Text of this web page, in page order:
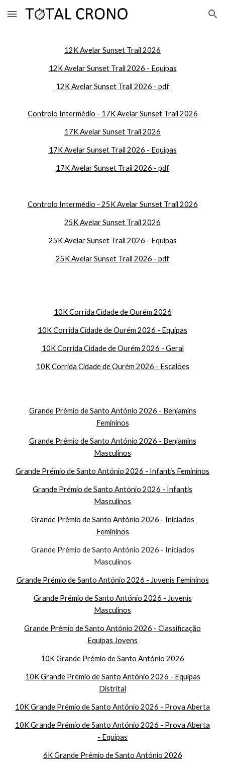
Skip to main content Skip to navigation
12KAvelar Sunset Trail 2026
12K Avelar Sunset Trail 2026 - Equipas
12K Avelar Sunset Trail 2026 - pdf
Controlo Intermédio - 17K Avelar Sunset Trail 2026
17K Avelar Sunset Trail 2026
17K Avelar Sunset Trail 2026 - Equipas
17K Avelar Sunset Trail 2026 - pdf
Controlo Intermédio - 25K Avelar Sunset Trail 2026
25K Avelar Sunset Trail 2026
25K Avelar Sunset Trail 2026 - Equipas
25K Avelar Sunset Trail 2026 - pdf
10K Corrida Cidade de Ourém 2026
10K Corrida Cidade de Ourém 2026 - Equipas
10K Corrida Cidade de Ourém 2026 - Geral
10K Corrida Cidade de Ourém 2026 - Escalões
Grande Prémio de Santo António 2026 - Benjamins
Femininos
Grande Prémio de Santo António 2026 - Benjamins
Masculinos
Grande Prémio de Santo António 2026 - Infantis Femininos
Grande Prémio de Santo António 2026 - Infantis
Masculinos
Grande Prémio de Santo António 2026 - Iniciados
Femininos
Grande Prémio de Santo António 2026 - Iniciados
Masculinos
Grande Prémio de Santo António 2026 - Juvenis Femininos
Grande Prémio de Santo António 2026 - Juvenis
Masculinos
Grande Prémio de Santo António 2026 - Classificação
Equipas Jovens
10K Grande Prémio de Santo António 2026
10K Grande Prémio de Santo António 2026 - Equipas
Distrital
10K Grande Prémio de Santo António 2026 - Prova Aberta
10K Grande Prémio de Santo António 2026 - Prova Aberta
- Equipas
6K Grande Prémio de Santo António 2026